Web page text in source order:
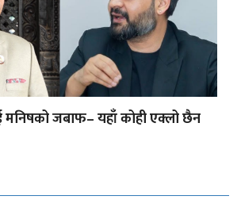
मनिषको जबाफ– यहाँ कोही एक्लो छैन